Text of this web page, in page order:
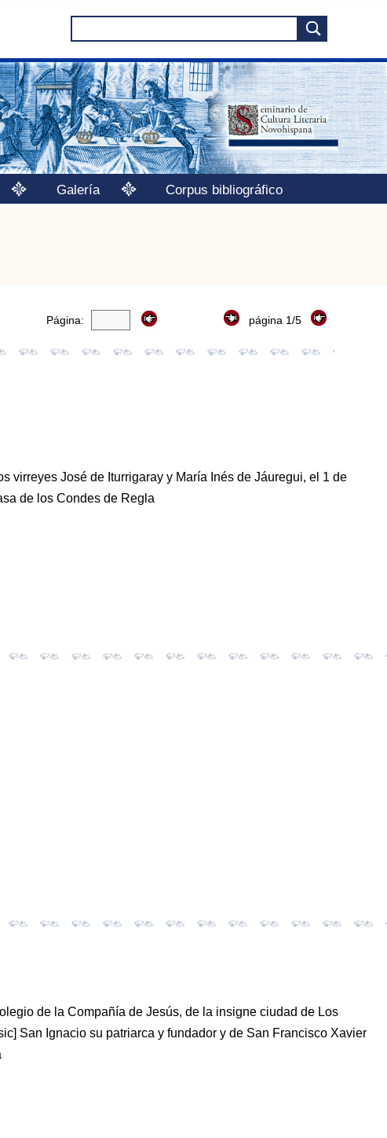
Galería Corpus bibliográfico
Página: página 1/5
virreyes José de Iturrigaray y María Inés de Jáuregui, el 1 de
de los Condes de Regla
de la Compañía de Jesús, de la insigne ciudad de Los
San Ignacio su patriarca y fundador y de San Francisco Xavier